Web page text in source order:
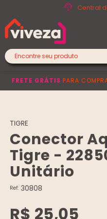
Central
FRETE GRÁTIS PARA
TIGRE
Conector
Tigre -
Unitário
Ref: 30808
R$ 25,05